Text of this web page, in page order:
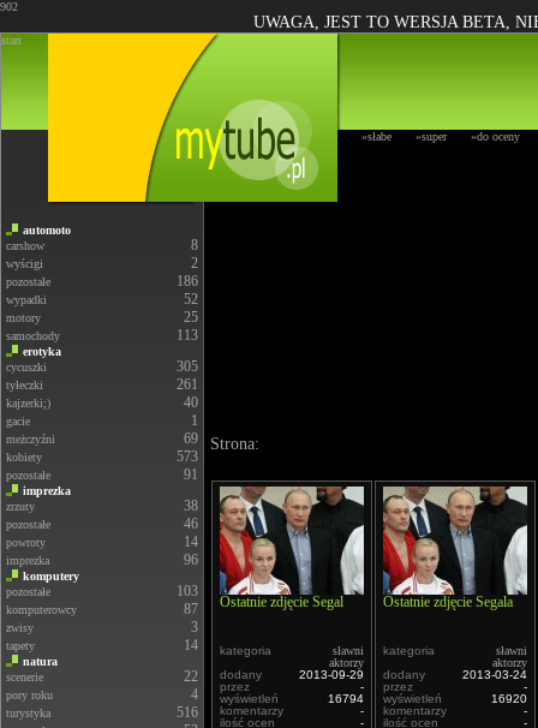
902
UWAGA, JEST TO WERSJA BETA,
start
»słabe »super »do oceny
automoto
carshow
8
wyścigi 2
pozostałe 186
wypadki 52
motory 25
samochody 113
erotyka
cycuszki
305
tyłeczki 261
kajzerki;) 40
gacie 1
meżczyźni 69
kobiety 573
pozostałe 91
imprezka
zrzuty
38
pozostałe 46
powroty 14
imprezka 96
komputery
pozostałe
103
komputerowcy 87
zwisy 3
tapety 14
natura
scenerie
22
pory roku 4
turystyka 516
Strona:
Ostatnie zdjęcie Segal
kategoria
sławni
aktorzy
dodany
2013-09-29
przez
-
wyświetleń
16794
komentarzy
-
ilość ocen
-
Ostatnie zdjęcie Segala
kategoria
sławni
aktorzy
dodany
2013-03-24
przez
-
wyświetleń
16920
komentarzy
-
ilość ocen
-